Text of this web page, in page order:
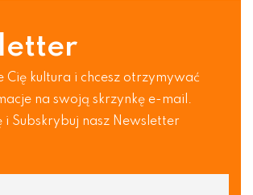
Cię kultura i chcesz otrzymywać
na swoją skrzynkę e-mail.
i Subskrybuj nasz Newsletter